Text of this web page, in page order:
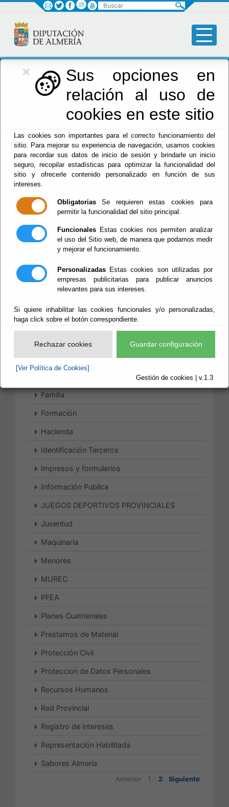
×
Sus opciones en
relación al uso de
cookies en este sitio
Las cookies son importantes para el correcto funcionamiento del
sitio. Para mejorar su experiencia de navegación, usamos cookies
para recordar sus datos de inicio de sesión y brindarle un inicio
seguro, recopilar estadísticas para optimizar la funcionalidad del
sitio y ofrecerle contenido personalizado en función de sus
intereses.
Obligatorias Se requieren estas cookies para
permitir la funcionalidad del sitio principal.
Funcionales Estas cookies nos permiten analizar
el uso del Sitio web, de manera que podamos medir
y mejorar el funcionamiento.
Personalizadas Estas cookies son utilizadas por
empresas publicitarias para publicar anuncios
relevantes para sus intereses.
Si quiere inhabilitar las cookies funcionales y/o personalizadas,
haga click sobre el botón correspondiente.
Rechazar cookies Guardar configuración
[Ver Política de Cookies]
Gestión de cookies | v.1.3
Diputación
Menú Diputación
Impresos y
formularios
Asistencia Económica
Consejo Provincial de Familia
Consumo
Delegación
Energía
Familia
Formación
Hacienda
Identificación Terceros
Impresos y formularios
Información Publica
JUEGOS DEPORTIVOS PROVINCIALES
Juventud
Maquinaria
Menores
MUREC
PFEA
Planes Cuatrienales
Prestamos de Material
Protección Civil
Proteccion de Datos Personales
Recursos Humanos
Red Provincial
Registro de intereses
Representación Habilitada
Sabores Almeria
Anterior 1 2 Siguiente
Buscar